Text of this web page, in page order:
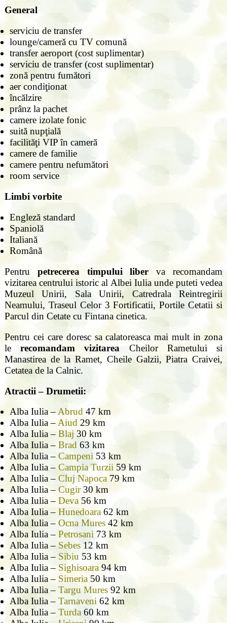
General
serviciu de transfer
lounge/cameră cu TV comună
transfer aeroport (cost suplimentar)
serviciu de transfer (cost suplimentar)
zonă pentru fumători
aer condiţionat
încălzire
prânz la pachet
camere izolate fonic
suită nupţială
facilităţi VIP în cameră
camere de familie
camere pentru nefumători
room service
Limbi vorbite
Engleză standard
Spaniolă
Italiană
Română
Pentru petrecerea timpului liber va recomandam
vizitarea centrului istoric al Albei Iulia unde puteti vedea
Muzeul Unirii, Sala Unirii, Catredrala Reintregirii
Neamului, Traseul Celor 3 Fortificatii, Portile Cetatii si
Parcul din Cetate cu Fintana cinetica.
Pentru cei care doresc sa calatoreasca mai mult in zona
lerecomandam vizitarea Cheilor Rametului si
Manastirea de la Ramet, Cheile Galzii, Piatra Craivei,
Cetatea de la Calnic.
Atractii – Drumetii:
Alba Iulia –Abrud 47 km
Alba Iulia –Aiud 29 km
Alba Iulia – Blaj 30 km
Alba Iulia – Brad 63 km
Alba Iulia – Campeni 53 km
Alba Iulia – Campia Turzii 59 km
Alba Iulia – Cluj Napoca79 km
Alba Iulia – Cugir30 km
Alba Iulia – Deva 56 km
Alba Iulia – Hunedoara 62 km
Alba Iulia – Ocna Mures 42 km
Alba Iulia – Petrosani 73 km
Alba Iulia – Sebes 12 km
Alba Iulia – Sibiu 53 km
Alba Iulia – Sighisoara 94 km
Alba Iulia – Simeria 50 km
Alba Iulia – Targu Mures 92 km
Alba Iulia – Tarnaveni 62 km
Alba Iulia – Turda 60 km